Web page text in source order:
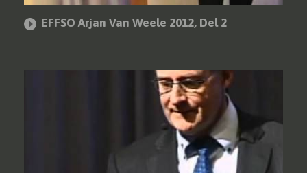
EFFSO Arjan Van Weele 2012, Del 2